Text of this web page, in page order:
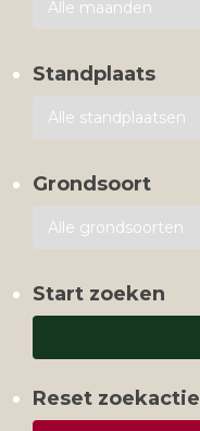
Standplaats
Grondsoort
Start zoeken
Reset zoekactie